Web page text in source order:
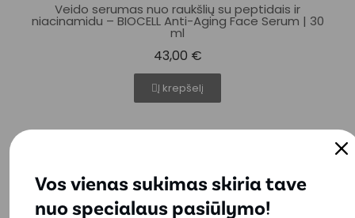
Veido serumas nuo raukšlių su peptidais ir
niacinamidu – BIOCELL Anti-Aging Face Serum | 30
ml
43,00 €
Į krepšelį
Vos vienas sukimas skiria tave
nuo specialaus pasiūlymo!